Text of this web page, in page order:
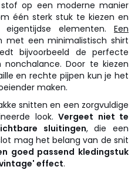
op een moderne manier
één sterk stuk te kiezen en
elementen. Een
met een minimalistisch shirt
bijvoorbeeld de perfecte
Door te kiezen
en rechte pijpen kun je het
maken.
snitten en een zorgvuldige
look.Vergeet niet te
sluitingen, die een
mag het belang van de snit
goed passend kledingstuk
effect.